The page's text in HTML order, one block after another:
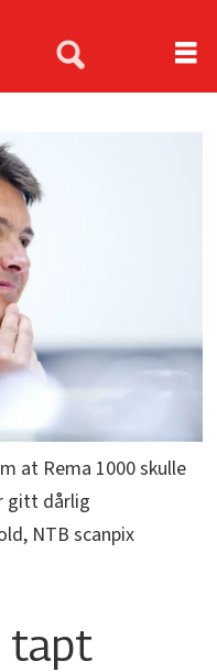
at Rema 1000 skulle
gitt dårlig
NTB scanpix
tapt